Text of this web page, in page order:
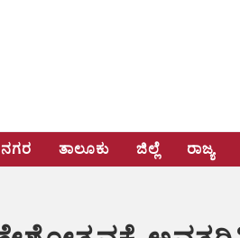
ನಗರ ತಾಲೂಕು ಜಿಲ್ಲೆ ರಾಜ್ಯ